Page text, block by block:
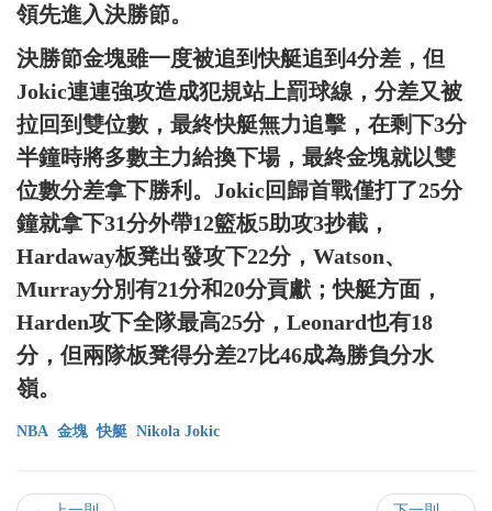
領先進入決勝節。
決勝節金塊雖一度被追到快艇追到4分差，但
Jokic連連強攻造成犯規站上罰球線，分差又被
拉回到雙位數，最終快艇無力追擊，在剩下3分
半鐘時將多數主力給換下場，最終金塊就以雙
位數分差拿下勝利。Jokic回歸首戰僅打了25分
鐘就拿下31分外帶12籃板5助攻3抄截，
Hardaway板凳出發攻下22分，Watson、
Murray分別有21分和20分貢獻；快艇方面，
Harden攻下全隊最高25分，Leonard也有18
分，但兩隊板凳得分差27比46成為勝負分水
嶺。
NBA 金塊 快艇 Nikola Jokic